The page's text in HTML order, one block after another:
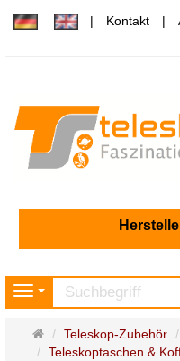
Kontakt
Navigation
Startseite
Teleskop-Zubehör
Teleskoptaschen &